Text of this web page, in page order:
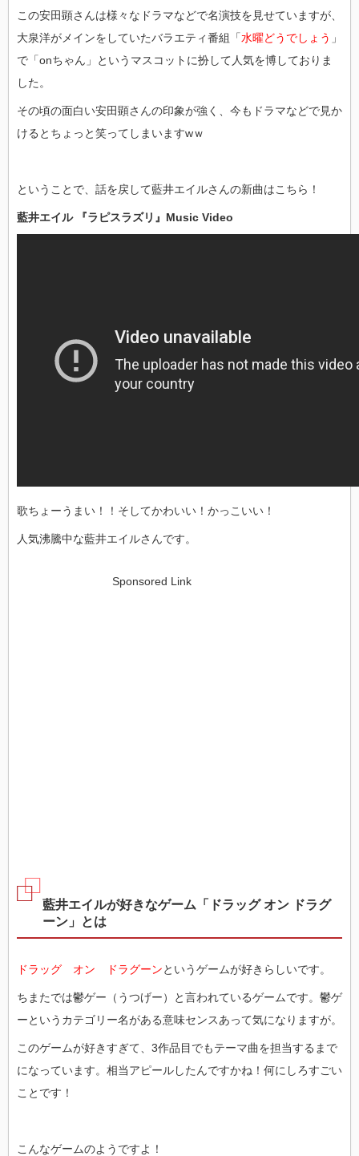
この安田顕さんは様々なドラマなどで名演技を見せていますが、
大泉洋がメインをしていたバラエティ番組「水曜どうでしょう 」
で「onちゃん」というマスコットに扮して人気を博しておりま
した。
その頃の面白い安田顕さんの印象が強く、今もドラマなどで見か
けるとちょっと笑ってしまいますwｗ
ということで、話を戻して藍井エイルさんの新曲はこちら！
藍井エイル 『ラピスラズリ』Music Video
歌ちょーうまい！！そしてかわいい！かっこいい！
人気沸騰中な藍井エイルさんです。
Sponsored Link
藍井エイルが好きなゲーム「ドラッグ オン ドラグ
ーン」とは
ドラッグ オン ドラグーンというゲームが好きらしいです。
ちまたでは鬱ゲー（うつげー）と言われているゲームです。鬱ゲ
ーというカテゴリー名がある意味センスあって気になりますが。
このゲームが好きすぎて、3作品目でもテーマ曲を担当するまで
になっています。相当アピールしたんですかね！何にしろすごい
ことです！
こんなゲームのようですよ！